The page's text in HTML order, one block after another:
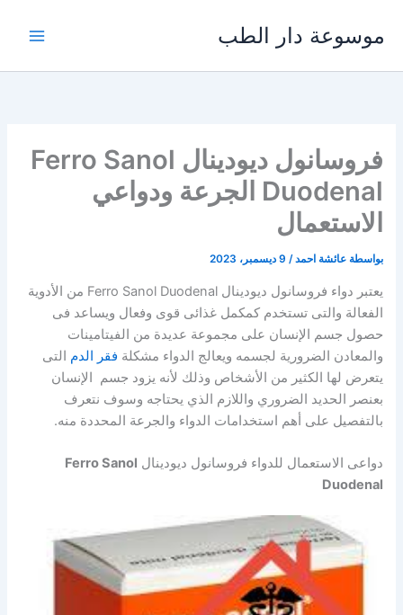
المحتوى
موسوعة دار الطب
فروسانول ديودينال Ferro Sanol
Duodenal الجرعة ودواعي
الاستعمال
بواسطة عائشة احمد/ 9 ديسمبر، 2023
يعتبر دواء فروسانول ديودينال Ferro Sanol Duodenal من الأدوية
الفعالة والتى تستخدم كمكمل غذائى قوى وفعال ويساعد فى
حصول جسم الإنسان على مجموعة عديدة من الفيتامينات
والمعادن الضرورية لجسمه ويعالج الدواء مشكلة فقر الدم التى
يتعرض لها الكثير من الأشخاص وذلك لأنه يزود جسم الإنسان
بعنصر الحديد الضروري واللازم الذي يحتاجه وسوف نتعرف
بالتفصيل على أهم استخدامات الدواء والجرعة المحددة منه.
دواعى الاستعمال للدواء فروسانول ديودينال Ferro Sanol
Duodenal